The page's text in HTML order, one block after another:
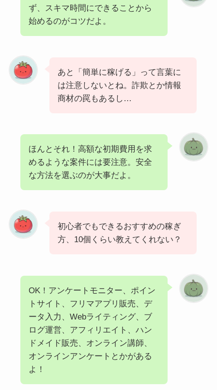
ず、スキマ時間にできることから
始めるのがコツだよ。
あと「簡単に稼げる」って言葉に
は注意しないとね。詐欺とか情報
商材の罠もあるし…
ほんとそれ！高額な初期費用を求
めるような案件には要注意。安全
な方法を選ぶのが大事だよ。
初心者でもできるおすすめの稼ぎ
方、10個くらい教えてくれない？
OK！アンケートモニター、ポイン
トサイト、フリマアプリ販売、デ
ータ入力、Webライティング、ブ
ログ運営、アフィリエイト、ハン
ドメイド販売、オンライン講師、
オンラインアンケートとかがある
よ！